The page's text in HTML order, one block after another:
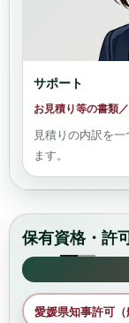
サポート
お見積り等の書類
見積りの内訳を
ます。
保有資格・許
愛媛県知事許可